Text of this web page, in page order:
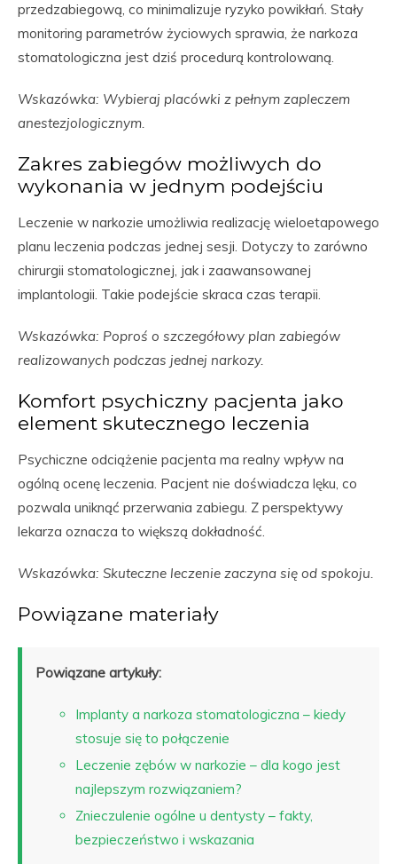
przedzabiegową, co minimalizuje ryzyko powikłań. Stały
monitoring parametrów życiowych sprawia, że narkoza
stomatologiczna jest dziś procedurą kontrolowaną.
Wskazówka: Wybieraj placówki z pełnym zapleczem
anestezjologicznym.
Zakres zabiegów możliwych do
wykonania w jednym podejściu
Leczenie w narkozie umożliwia realizację wieloetapowego
planu leczenia podczas jednej sesji. Dotyczy to zarówno
chirurgii stomatologicznej, jak i zaawansowanej
implantologii. Takie podejście skraca czas terapii.
Wskazówka: Poproś o szczegółowy plan zabiegów
realizowanych podczas jednej narkozy.
Komfort psychiczny pacjenta jako
element skutecznego leczenia
Psychiczne odciążenie pacjenta ma realny wpływ na
ogólną ocenę leczenia. Pacjent nie doświadcza lęku, co
pozwala uniknąć przerwania zabiegu. Z perspektywy
lekarza oznacza to większą dokładność.
Wskazówka: Skuteczne leczenie zaczyna się od spokoju.
Powiązane materiały
Powiązane artykuły:
Implanty a narkoza stomatologiczna – kiedy
stosuje się to połączenie
Leczenie zębów w narkozie – dla kogo jest
najlepszym rozwiązaniem?
Znieczulenie ogólne u dentysty – fakty,
bezpieczeństwo i wskazania